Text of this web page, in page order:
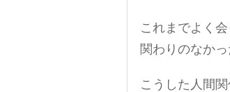
これまでよく
関わりのなか
こうした人間